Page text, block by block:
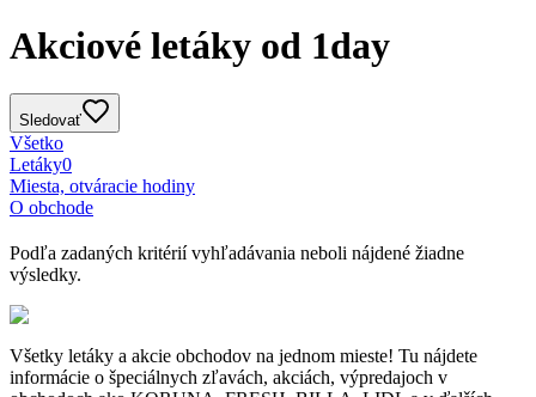
Akciové letáky od 1day
Sledovať
Všetko
Letáky0
Miesta, otváracie hodiny
O obchode
Podľa zadaných kritérií vyhľadávania neboli nájdené žiadne
výsledky.
Všetky letáky a akcie obchodov na jednom mieste! Tu nájdete
informácie o špeciálnych zľavách, akciách, výpredajoch v